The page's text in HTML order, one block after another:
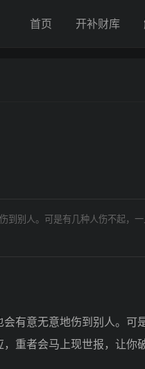
首页 开补财库
别人。可是有几种人伤不起，
意无意地伤到别人。可
重者会马上现世报，让你